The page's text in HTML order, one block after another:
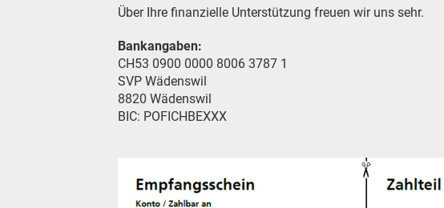
Über Ihre finanzielle Unterstützung freuen wir uns sehr.
Bankangaben:
CH53 0900 0000 8006 3787 1
SVP Wädenswil
8820 Wädenswil
BIC: POFICHBEXXX